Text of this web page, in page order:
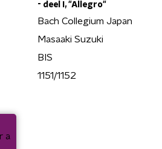
- deel I, "Allegro"
Bach Collegium Japan
Masaaki Suzuki
BIS
1151/1152